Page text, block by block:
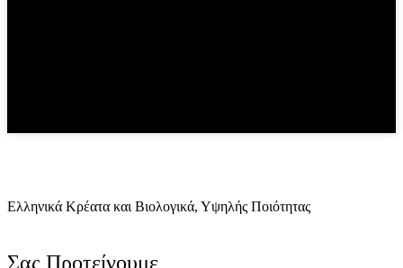
Eλληνικά Κρέατα και Βιολογικά, Υψηλής Ποιότητας
Σας Προτείνουμε